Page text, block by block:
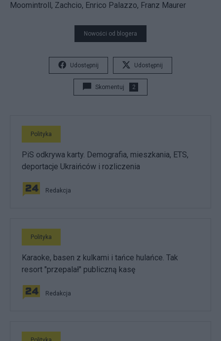
Moomintroll, Zachcio, Enrico Palazzo, Franz Maurer
Nowości od blogera
Udostępnij Udostępnij
Skomentuj 2
Polityka
PiS odkrywa karty. Demografia, mieszkania, ETS,
deportacje Ukraińców i rozliczenia
Redakcja
Polityka
Karaoke, basen z kulkami i tańce hulańce. Tak
resort "przepalał" publiczną kasę
Redakcja